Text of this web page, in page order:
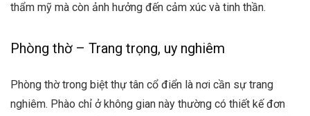
thẩm mỹ mà còn ảnh hưởng đến cảm xúc và tinh thần.
Phòng thờ – Trang trọng, uy nghiêm
Phòng thờ trong biệt thự tân cổ điển là nơi cần sự trang
nghiêm. Phào chỉ ở không gian này thường có thiết kế đơn